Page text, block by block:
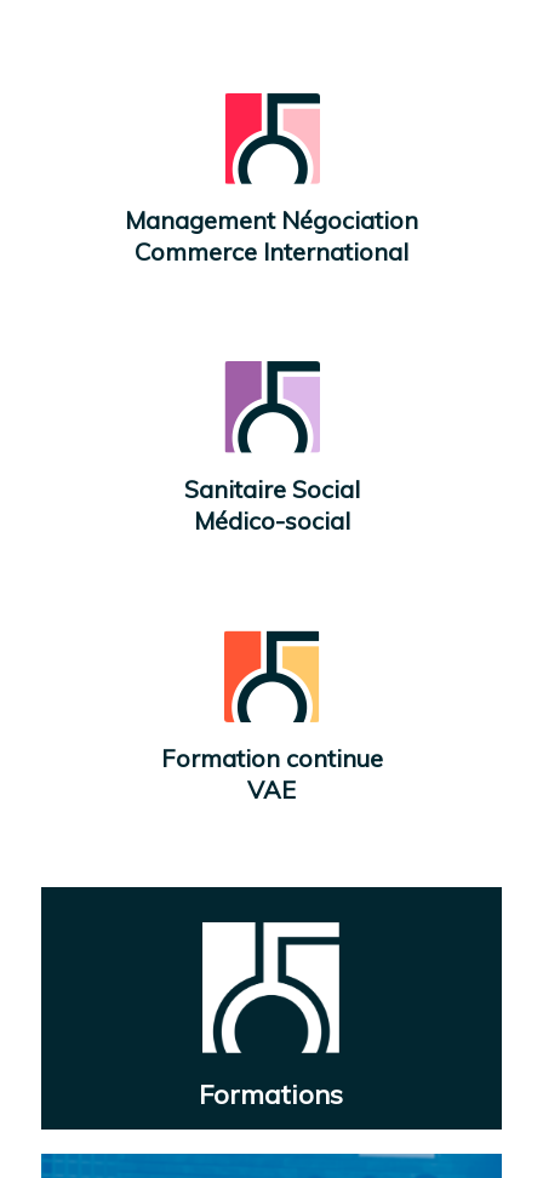
Management Négociation
Commerce International
Sanitaire Social
Médico-social
Formation continue
VAE
Formations